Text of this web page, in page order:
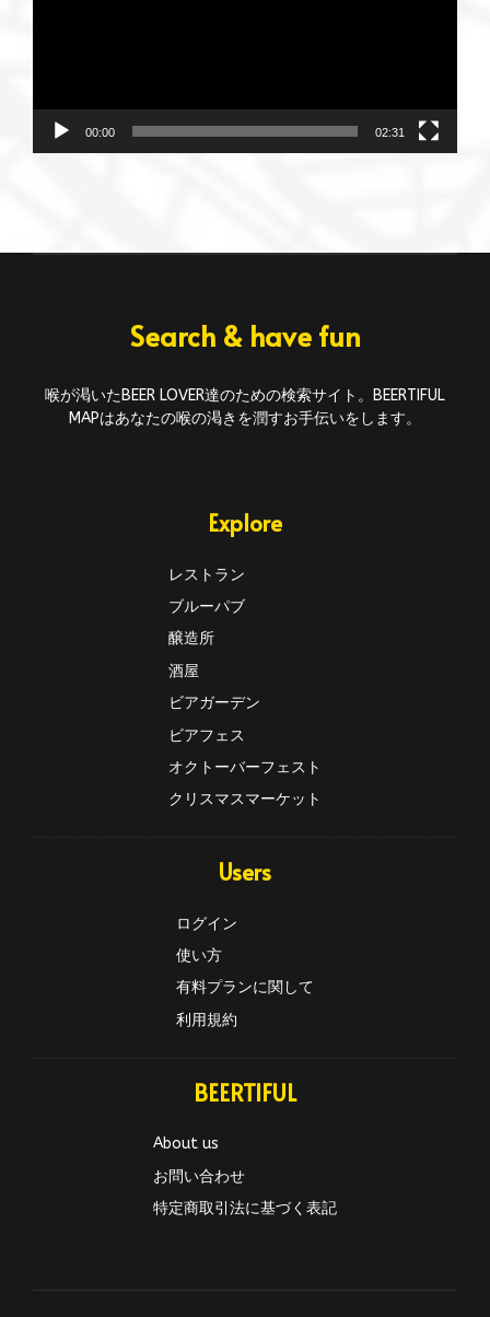
00:00 02:31
Search & have fun
喉が渇いたBEER LOVER達のための検索サイト。BEERTIFUL
MAPはあなたの喉の渇きを潤すお手伝いをします。
Explore
レストラン
ブルーパブ
醸造所
酒屋
ビアガーデン
ビアフェス
オクトーバーフェスト
クリスマスマーケット
Users
ログイン
使い方
有料プランに関して
利用規約
BEERTIFUL
About us
お問い合わせ
特定商取引法に基づく表記